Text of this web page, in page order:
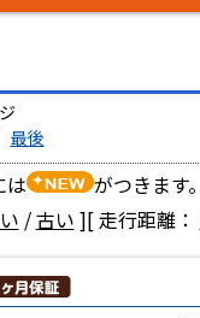
最後
は
がつきます。
/古い ][ 走行距離：